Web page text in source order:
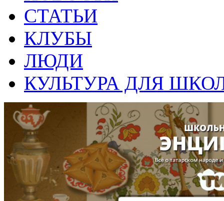
СТАТЬИ
КЛУБЫ
ЛЮДИ
КУЛЬТУРА ДЛЯ